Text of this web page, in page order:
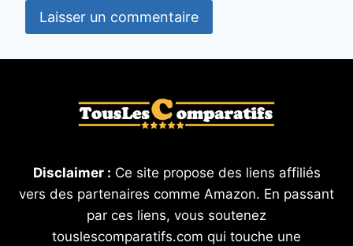
Disclaimer : Ce site propose des liens affiliés
vers des partenaires comme Amazon. En passant
par ces liens, vous soutenez
touslescomparatifs.com qui touche une